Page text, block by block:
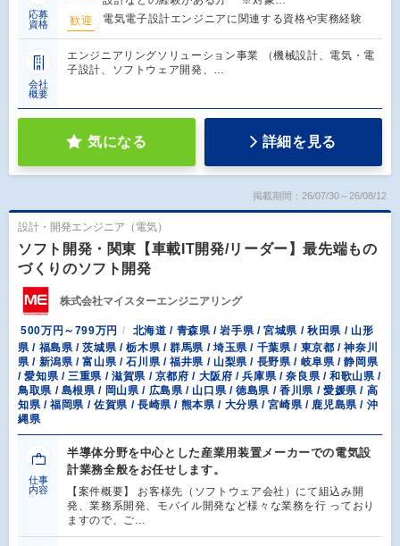
応募
資格
歓迎
電気電子設計エンジニアに関連する資格や実務経験
会社
概要
エンジニアリングソリューション事業 （機械設計、電気・電
子設計、ソフトウェア開発、…
気になる 詳細を見る
掲載期間：26/07/30～26/08/12
設計・開発エンジニア（電気）
ソフト開発・関東【車載IT開発/リーダー】最先端もの
づくりのソフト開発
株式会社マイスターエンジニアリング
500万円～799万円
北海道 / 青森県 / 岩手県 / 宮城県 / 秋田県 / 山形
県 / 福島県 / 茨城県 / 栃木県 / 群馬県 / 埼玉県 / 千葉県 / 東京都 / 神奈川
県 / 新潟県 / 富山県 / 石川県 / 福井県 / 山梨県 / 長野県 / 岐阜県 / 静岡県
/ 愛知県 / 三重県 / 滋賀県 / 京都府 / 大阪府 / 兵庫県 / 奈良県 / 和歌山県 /
鳥取県 / 島根県 / 岡山県 / 広島県 / 山口県 / 徳島県 / 香川県 / 愛媛県 / 高
知県 / 福岡県 / 佐賀県 / 長崎県 / 熊本県 / 大分県 / 宮崎県 / 鹿児島県 / 沖
縄県
仕事
内容
半導体分野を中心とした産業用装置メーカーでの電気設
計業務全般をお任せします。
【案件概要】 お客様先（ソフトウェア会社）にて組込み開
発、業務系開発、モバイル開発など様々な業務を行 っており
ますので、ご…